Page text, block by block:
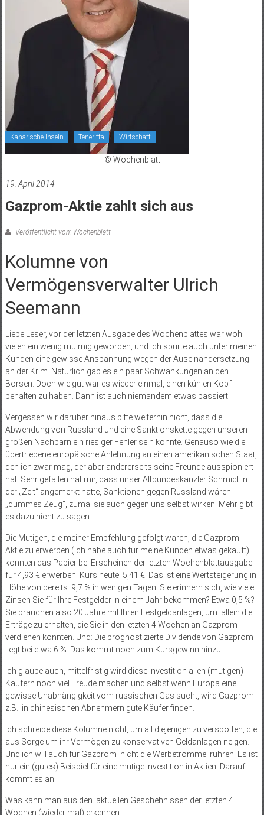
Kanarische Inseln Teneriffa Wirtschaft
© Wochenblatt
19. April 2014
Gazprom-Aktie zahlt sich aus
Veröffentlicht von: Wochenblatt
Kolumne von
Vermögensverwalter Ulrich
Seemann
Liebe Leser, vor der letzten Ausgabe des Wochenblattes war wohl
vielen ein wenig mulmig geworden, und ich spürte auch unter meinen
Kunden eine gewisse Anspannung wegen der Auseinandersetzung
an der Krim. Natürlich gab es ein paar Schwankungen an den
Börsen. Doch wie gut war es wieder einmal, einen kühlen Kopf
behalten zu haben. Dann ist auch niemandem etwas passiert.
Vergessen wir darüber hinaus bitte weiterhin nicht, dass die
Abwendung von Russland und eine Sanktionskette gegen unseren
großen Nachbarn ein riesiger Fehler sein könnte. Genauso wie die
übertriebene europäische Anlehnung an einen amerikanischen Staat,
den ich zwar mag, der aber andererseits seine Freunde ausspioniert
hat. Sehr gefallen hat mir, dass unser Altbundeskanzler Schmidt in
der „Zeit“ angemerkt hatte, Sanktionen gegen Russland wären
„dummes Zeug“, zumal sie auch gegen uns selbst wirken. Mehr gibt
es dazu nicht zu sagen.
Die Mutigen, die meiner Empfehlung gefolgt waren, die Gazprom-
Aktie zu erwerben (ich habe auch für meine Kunden etwas gekauft)
konnten das Papier bei Erscheinen der letzten Wochenblattausgabe
für 4,93 € erwerben. Kurs heute: 5,41 €. Das ist eine Wertsteigerung in
Höhe von bereits 9,7 % in wenigen Tagen. Sie erinnern sich, wie viele
Zinsen Sie für Ihre Festgelder in einem Jahr bekommen? Etwa 0,5 %?
Sie brauchen also 20 Jahre mit Ihren Festgeldanlagen, um allein die
Erträge zu erhalten, die Sie in den letzten 4 Wochen an Gazprom
verdienen konnten. Und: Die prognostizierte Dividende von Gazprom
liegt bei etwa 6 %. Das kommt noch zum Kursgewinn hinzu.
Ich glaube auch, mittelfristig wird diese Investition allen (mutigen)
Käufern noch viel Freude machen und selbst wenn Europa eine
gewisse Unabhängigkeit vom russischen Gas sucht, wird Gazprom
z.B. in chinesischen Abnehmern gute Käufer finden.
Ich schreibe diese Kolumne nicht, um all diejenigen zu verspotten, die
aus Sorge um ihr Vermögen zu konservativen Geldanlagen neigen.
Und ich will auch für Gazprom nicht die Werbetrommel rühren. Es ist
nur ein (gutes) Beispiel für eine mutige Investition in Aktien. Darauf
kommt es an.
Was kann man aus den aktuellen Geschehnissen der letzten 4
Wochen (wieder mal) erkennen: